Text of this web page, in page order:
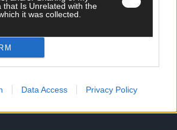
that Is Unrelated with the
it was collected.
Data Access Privacy Policy